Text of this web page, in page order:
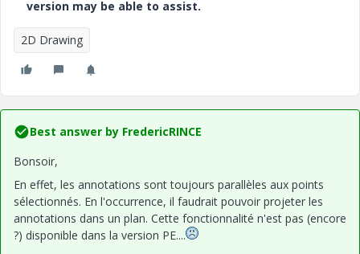
version may be able to assist.
2D Drawing
Best answer by FredericRINCE
Bonsoir,
En effet, les annotations sont toujours parallèles aux points
sélectionnés. En l'occurrence, il faudrait pouvoir projeter les
annotations dans un plan. Cette fonctionnalité n'est pas (encore
?) disponible dans la version PE....